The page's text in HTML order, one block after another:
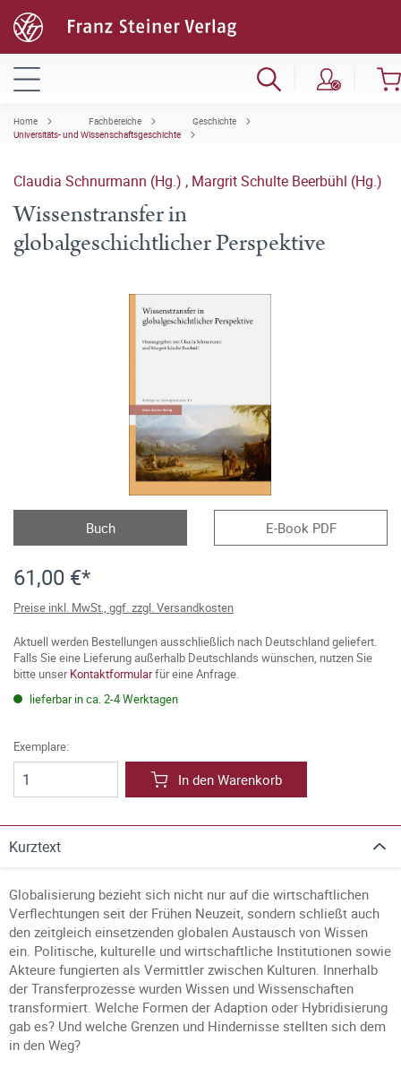
Home Fachbereiche
Geschichte
Universitäts- und Wissenschaftsgeschichte
Claudia Schnurmann (Hg.) , Margrit Schulte Beerbühl (Hg.)
Wissenstransfer in
globalgeschichtlicher Perspektive
Buch E-Book PDF
61,00 €*
Preise inkl. MwSt., ggf. zzgl. Versandkosten
Aktuell werden Bestellungen ausschließlich nach Deutschland geliefert.
Falls Sie eine Lieferung außerhalb Deutschlands wünschen, nutzen Sie
bitte unserKontaktformularfür eine Anfrage.
lieferbar in ca. 2-4 Werktagen
Exemplare:
In den Warenkorb
Kurztext
Globalisierung bezieht sich nicht nur auf die wirtschaftlichen
Verflechtungen seit der Frühen Neuzeit, sondern schließt auch
den zeitgleich einsetzenden globalen Austausch von Wissen
ein. Politische, kulturelle und wirtschaftliche Institutionen sowie
Akteure fungierten als Vermittler zwischen Kulturen. Innerhalb
der Transferprozesse wurden Wissen und Wissenschaften
transformiert. Welche Formen der Adaption oder Hybridisierung
gab es? Und welche Grenzen und Hindernisse stellten sich dem
in den Weg?